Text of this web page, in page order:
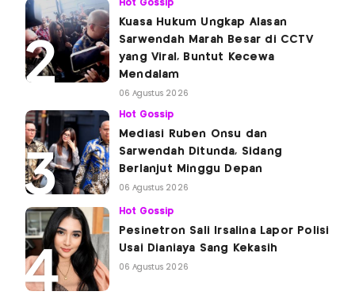
Hot Gossip
Kuasa Hukum Ungkap Alasan
Sarwendah Marah Besar di CCTV
yang Viral, Buntut Kecewa
Mendalam
06 Agustus 2026
Hot Gossip
Mediasi Ruben Onsu dan
Sarwendah Ditunda, Sidang
Berlanjut Minggu Depan
06 Agustus 2026
Hot Gossip
Pesinetron Sali Irsalina Lapor Polisi
Usai Dianiaya Sang Kekasih
06 Agustus 2026